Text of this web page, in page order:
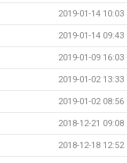
2019-01-14 10:03
2019-01-14 09:43
2019-01-09 16:03
2019-01-02 13:33
2019-01-02 08:56
2018-12-21 09:08
2018-12-18 12:52